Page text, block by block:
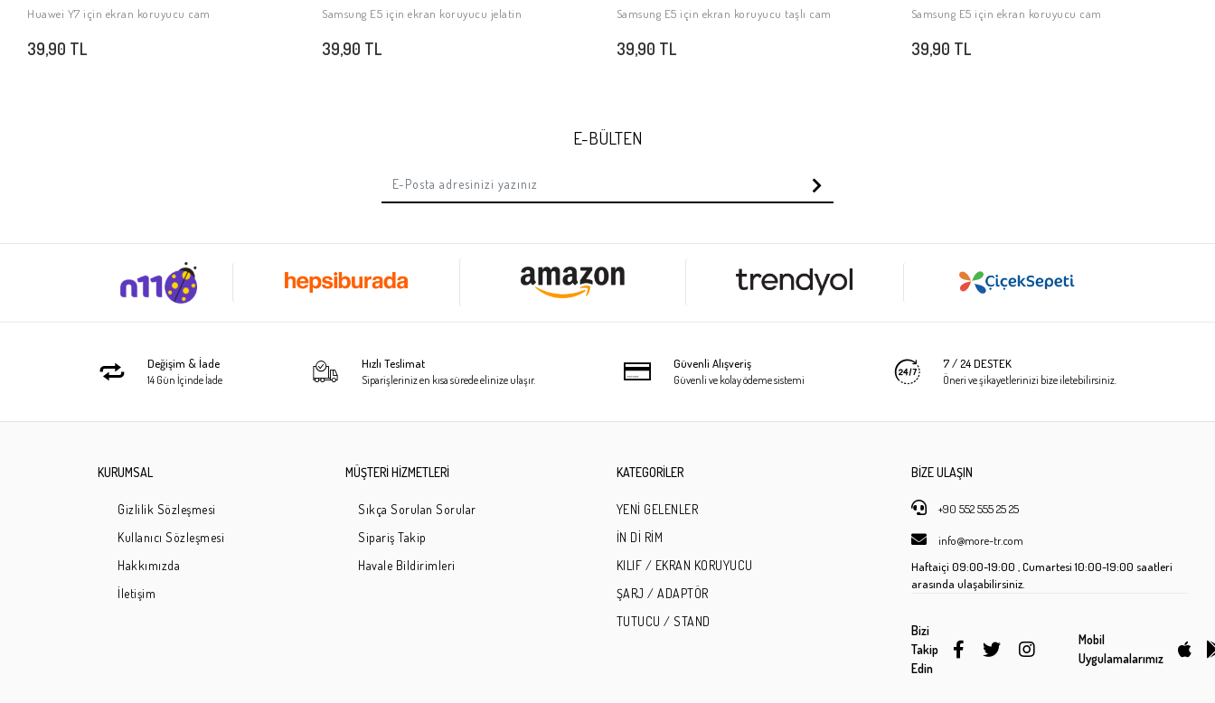
SEPETE EKLE
Huawei Y7 için ekran koruyucu cam
39,90 TL
SEPETE EKLE
Samsung E5 için ekran koruyucu jelatin
39,90 TL
SEPETE EKLE
Samsung E5 için ekran koruyucu taşlı cam
39,90 TL
SEPETE EKLE
Samsung E5 için ekran koruyucu cam
39,90 TL
E-BÜLTEN
Değişim & İade
14 Gün İçinde İade
Hızlı Teslimat
Siparişleriniz en kısa sürede elinize ulaşır.
Güvenli Alışveriş
Güvenli ve kolay ödeme sistemi
7 / 24 DESTEK
Öneri ve şikayetlerinizi bize iletebilirsiniz.
KURUMSAL
Gizlilik Sözleşmesi
Kullanıcı Sözleşmesi
Hakkımızda
İletişim
MÜŞTERİ HİZMETLERİ
Sıkça Sorulan Sorular
Sipariş Takip
Havale Bildirimleri
KATEGORİLER
YENİ GELENLER
İN Dİ RİM
KILIF / EKRAN KORUYUCU
ŞARJ / ADAPTÖR
TUTUCU / STAND
BİZE ULAŞIN
+90 552 555 25 25
info@more-tr.com
Haftaiçi 09:00-19:00 , Cumartesi10:00-19:00 saatleri
arasında ulaşabilirsiniz.
Bizi
Takip
Edin
Mobil
Uygulamalarımız